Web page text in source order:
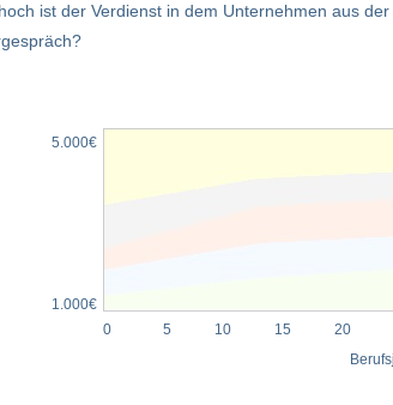
ist der Verdienst in dem Unternehmen aus der
5.000€
1.000€
0
5 10 15 20